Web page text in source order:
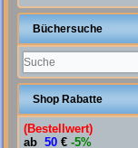
Büchersuche
Shop Rabatte
(Bestellwert)
ab 50 €-5%